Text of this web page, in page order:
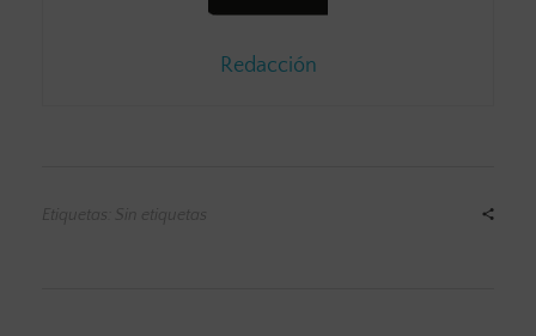
Redacción
Etiquetas: Sin etiquetas